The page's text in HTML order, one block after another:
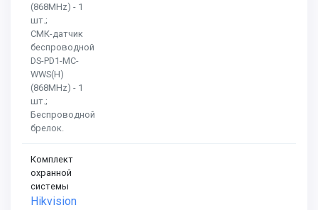
(868MHz) - 1
шт.;
СМК-датчик
беспроводной
DS-PD1-MC-
WWS(H)
(868MHz) - 1
шт.;
Беспроводной
брелок.
Комплект
охранной
системы
Hikvision